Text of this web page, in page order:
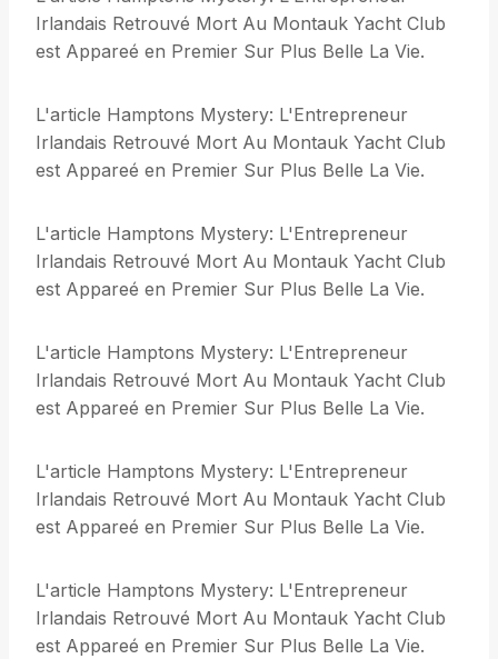
Irlandais Retrouvé Mort Au Montauk Yacht Club
est Appareé en Premier Sur Plus Belle La Vie.
L'article Hamptons Mystery: L'Entrepreneur
Irlandais Retrouvé Mort Au Montauk Yacht Club
est Appareé en Premier Sur Plus Belle La Vie.
L'article Hamptons Mystery: L'Entrepreneur
Irlandais Retrouvé Mort Au Montauk Yacht Club
est Appareé en Premier Sur Plus Belle La Vie.
L'article Hamptons Mystery: L'Entrepreneur
Irlandais Retrouvé Mort Au Montauk Yacht Club
est Appareé en Premier Sur Plus Belle La Vie.
L'article Hamptons Mystery: L'Entrepreneur
Irlandais Retrouvé Mort Au Montauk Yacht Club
est Appareé en Premier Sur Plus Belle La Vie.
L'article Hamptons Mystery: L'Entrepreneur
Irlandais Retrouvé Mort Au Montauk Yacht Club
est Appareé en Premier Sur Plus Belle La Vie.